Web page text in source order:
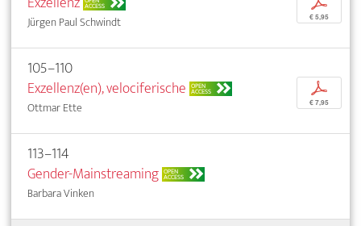
ACCESS
Jürgen Paul Schwindt € 5,95
105–110
Exzellenz(en), velociferische OPEN
ACCESS
Ottmar Ette
p
€ 7,95
113–114
Gender-Mainstreaming OPEN
ACCESS
Barbara Vinken